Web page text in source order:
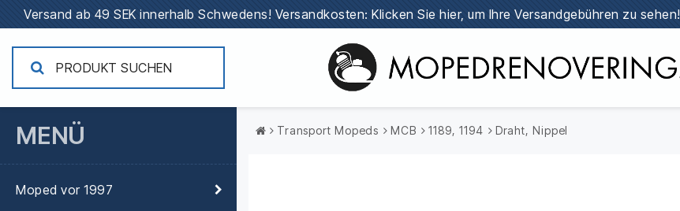
Versand ab 49 SEK innerhalb Schwedens! Versandkosten: Klicken Sie hier, um Ihre Versandgebühren zu sehen!
MENÜ
Moped vor 1997
Transport Mopeds MCB 1189, 1194 Draht, Nippel